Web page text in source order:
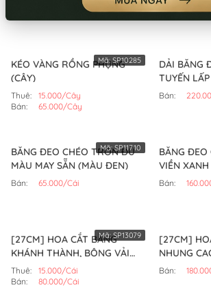
THÀNH (XANH DƯƠNG)
Bán:
KÉO VÀNG RỒNG PHỤNG
(CÂY)
Thuê:
15.000/Cây
Bán:
65.000/Cây
Mã:SP10285
DẢI BĂNG
TUYẾN
DUNG
Bán:
BĂNG ĐEO CHÉO TRƠN ĐỦ
MÀU MAY SẴN (MÀU ĐEN)
Bán: 65.000/Cái
Mã:SP11710
BĂNG ĐEO
VIỀN
(CÁI)
Bán:
[27CM] HOA CẮT BĂNG
KHÁNH THÀNH, BÔNG VẢI
KHAI TRƯƠNG (HỒNG NHẠT)
Thuê:
15.000/Cái
Bán:
80.000/Cái
Mã:SP13079
[27CM]
NHUNG
Bán: